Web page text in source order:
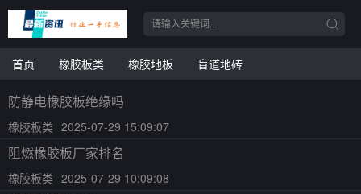
首页 橡胶板类 橡胶地板 盲道地砖
防静电橡胶板绝缘吗
橡胶板类 2025-07-29 15:09:07
阻燃橡胶板厂家排名
橡胶板类 2025-07-29 10:09:08